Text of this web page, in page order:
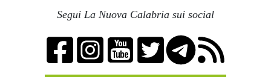
Segui La Nuova Calabria sui social